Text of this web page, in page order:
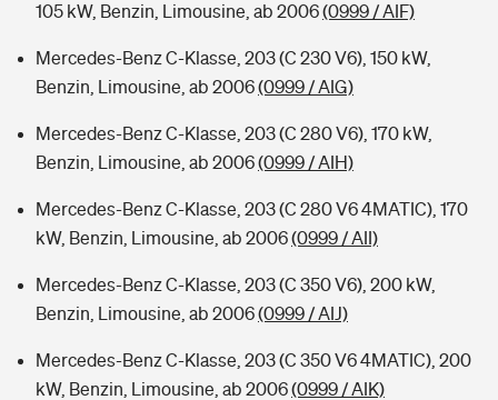
105 kW, Benzin, Limousine, ab 2006(0999 / AIF)
Mercedes-Benz C-Klasse, 203 (C 230 V6), 150 kW,
Benzin, Limousine, ab 2006(0999 / AIG)
Mercedes-Benz C-Klasse, 203 (C 280 V6), 170 kW,
Benzin, Limousine, ab 2006(0999 / AIH)
Mercedes-Benz C-Klasse, 203 (C 280 V6 4MATIC), 170
kW, Benzin, Limousine, ab 2006(0999 / AII)
Mercedes-Benz C-Klasse, 203 (C 350 V6), 200 kW,
Benzin, Limousine, ab 2006(0999 / AIJ)
Mercedes-Benz C-Klasse, 203 (C 350 V6 4MATIC), 200
kW, Benzin, Limousine, ab 2006(0999 / AIK)